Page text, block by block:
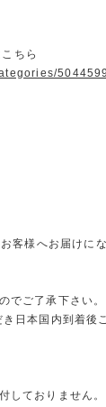
ちら
5044599
客様へお届けに
でご了承下さい。
日本国内到着後
しておりません。